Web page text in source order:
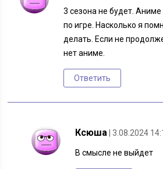
3 сезона не будет.
по игре. Насколько я
делать. Если не
нет аниме.
Ответить
Ксюша | 3.08.2024
В смысле не выйдет